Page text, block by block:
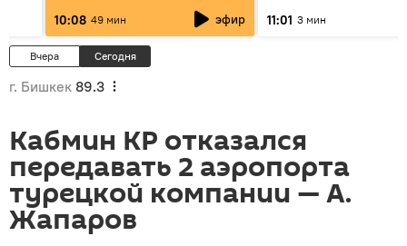
населения
10:08 49 мин эфир 11:01 3 мин
Вчера Сегодня
г. Бишкек 89.3
Кабмин КР отказался
передавать 2 аэропорта
турецкой компании — А.
Жапаров